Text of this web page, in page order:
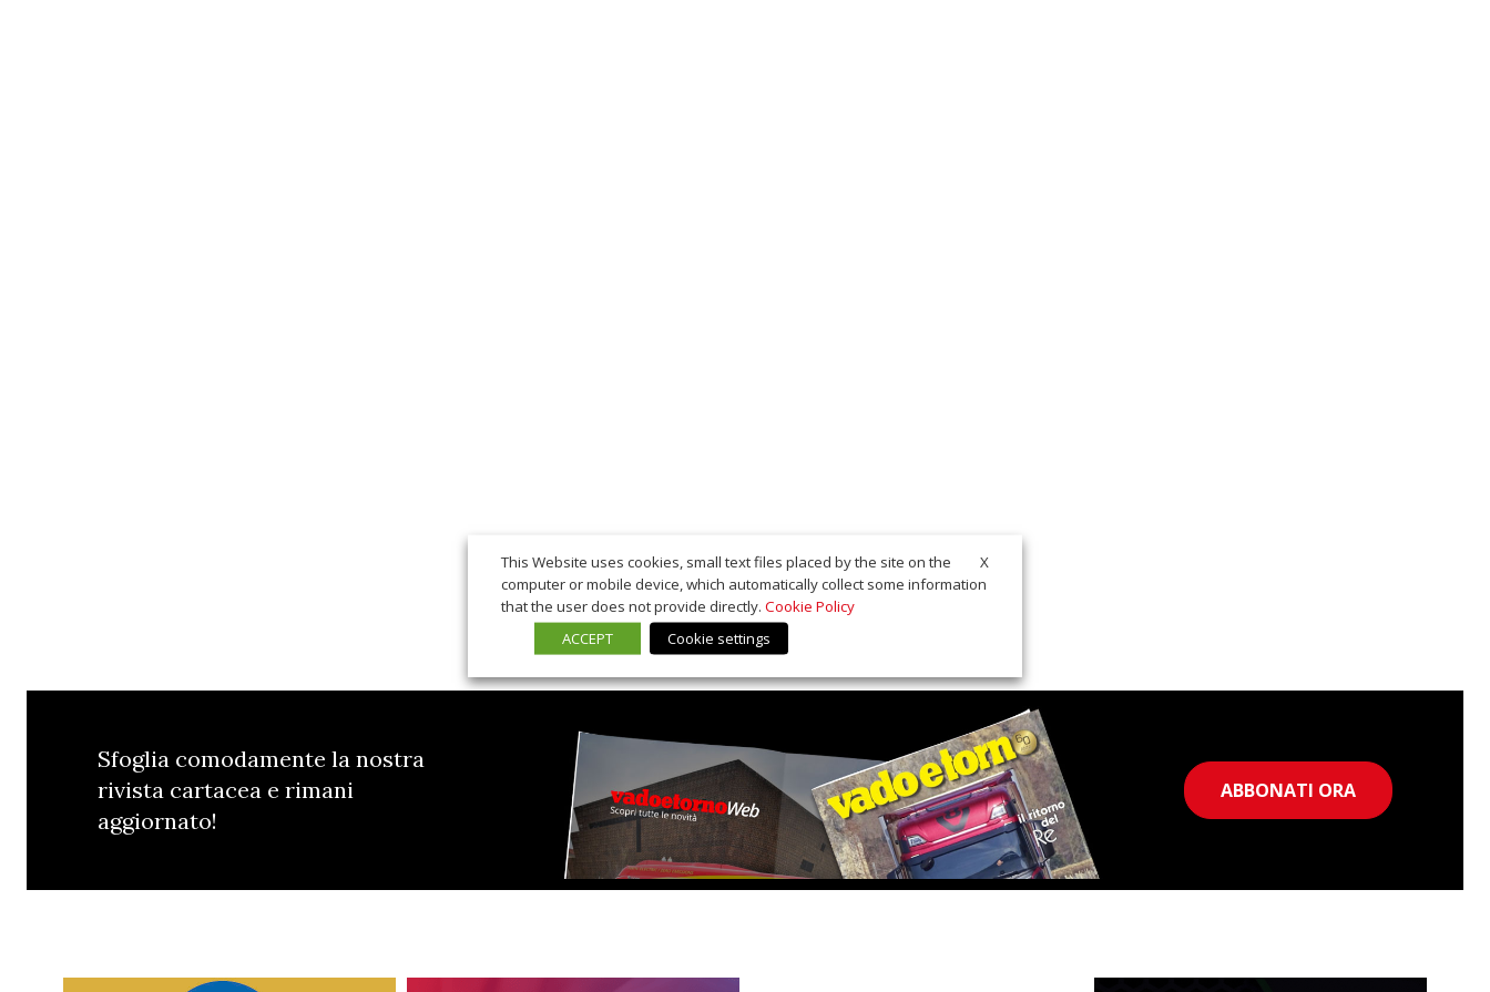
Sfoglia comodamente la nostra
rivista cartacea e rimani
aggiornato!
ABBONATI ORA
X
This Website uses cookies, small text files placed by the site on the
computer or mobile device, which automatically collect some information
that the user does not provide directly. Cookie Policy
ACCEPT
Cookie settings